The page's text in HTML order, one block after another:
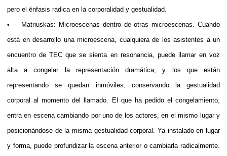
pero el énfasis radica en la corporalidad y gestualidad.
• Matriuskas: Microescenas dentro de otras microescenas. Cuando
está en desarrollo una microescena, cualquiera de los asistentes a un
encuentro de TEC que se sienta en resonancia, puede llamar en voz
alta a congelar la representación dramática, y los que están
representando se quedan inmóviles, conservando la gestualidad
corporal al momento del llamado. El que ha pedido el congelamiento,
entra en escena cambiando por uno de los actores, en el mismo lugar y
posicionándose de la misma gestualidad corporal. Ya instalado en lugar
y forma, puede profundizar la escena anterior o cambiarla radicalmente.